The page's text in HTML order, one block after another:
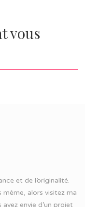
vous
et de l’originalité.
alors visitez ma
envie d’un projet